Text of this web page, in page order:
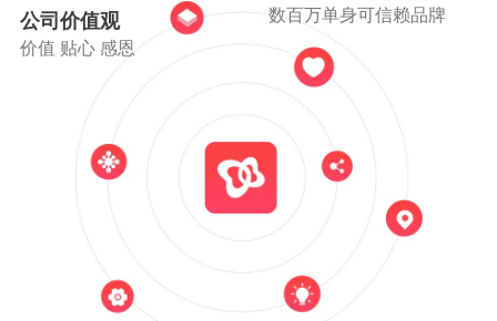
公司价值观
价值 贴心 感恩
数百万单身可信赖品牌